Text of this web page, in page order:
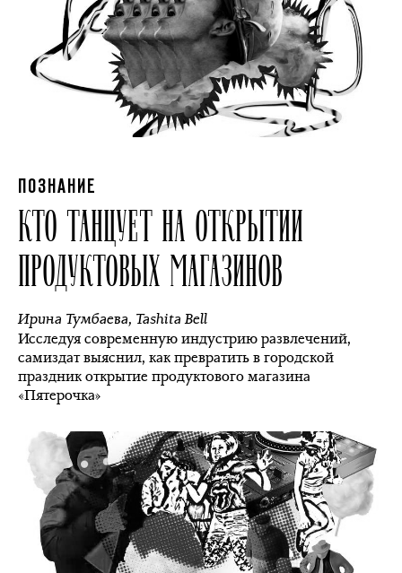
ПОЗНАНИЕ
КТО ТАНЦУЕТ НА ОТКРЫТИИ
ПРОДУКТОВЫХ МАГАЗИНОВ
Ирина Тумбаева, Tashita Bell
Исследуя современную индустрию развлечений,
самиздат выяснил, как превратить в городской
праздник открытие продуктового магазина
«Пятерочка»